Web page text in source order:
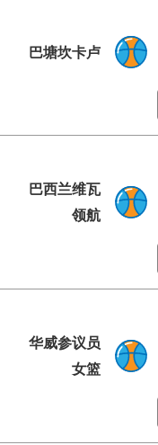
巴塘坎卡卢
巴西兰维瓦
领航
华威参议员
女篮